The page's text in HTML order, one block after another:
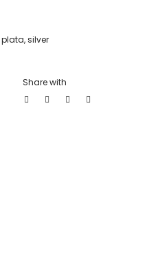
plata,silver
Share with